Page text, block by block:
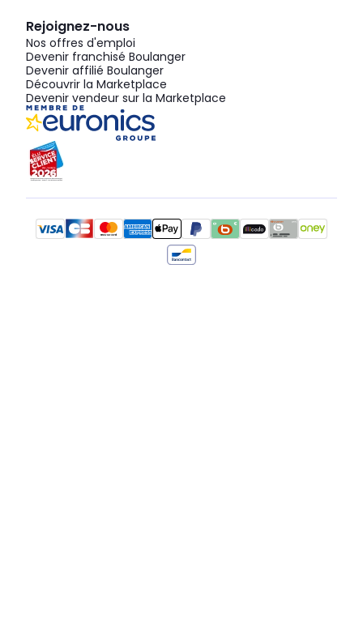
Rejoignez-nous
Nos offres d'emploi
Devenir franchisé Boulanger
Devenir affilié Boulanger
Découvrir la Marketplace
Devenir vendeur sur la Marketplace